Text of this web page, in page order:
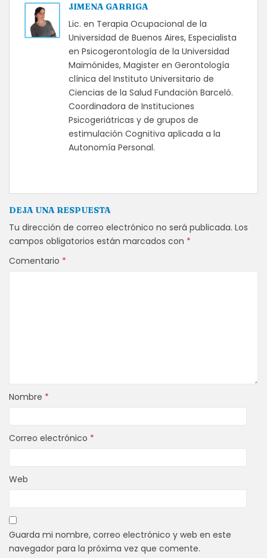
JIMENA GARRIGA
Lic. en Terapia Ocupacional de la
Universidad de Buenos Aires, Especialista
en Psicogerontología de la Universidad
Maimónides, Magister en Gerontología
clínica del Instituto Universitario de
Ciencias de la Salud Fundación Barceló.
Coordinadora de Instituciones
Psicogeriátricas y de grupos de
estimulación Cognitiva aplicada a la
Autonomía Personal.
DEJA UNA RESPUESTA
Tu dirección de correo electrónico no será publicada. Los
campos obligatorios están marcados con *
Comentario *
Nombre *
Correo electrónico *
Web
Guarda mi nombre, correo electrónico y web en este
navegador para la próxima vez que comente.